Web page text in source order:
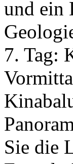
und ein
7. Tag:
Sie die